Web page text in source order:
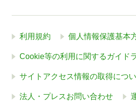
利用規約 個人情報保護基本
Cookie等の利用に関するガイド
サイトアクセス情報の取得につ
法人・プレスお問い合わせ